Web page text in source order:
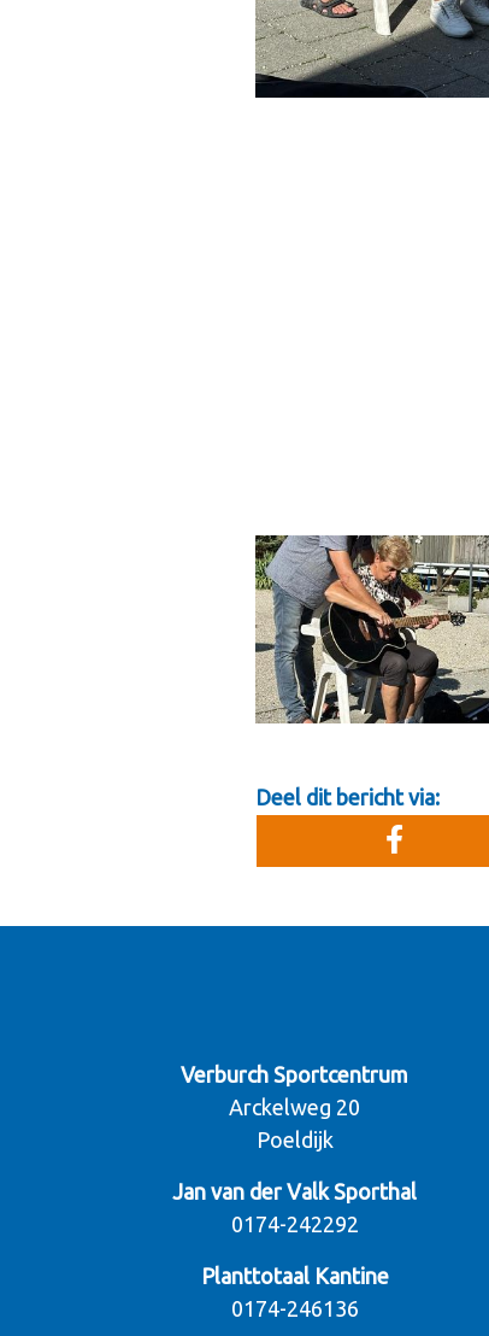
Deel dit bericht via:
Verburch Sportcentrum
Arckelweg 20
Poeldijk
Jan van der Valk Sporthal
0174-242292
Planttotaal Kantine
0174-246136